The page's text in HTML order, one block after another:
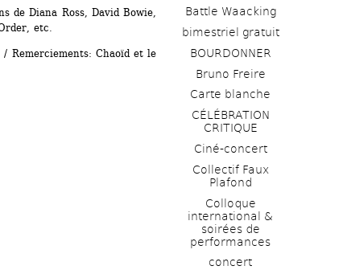
de Diana Ross, David Bowie,
etc.
Remerciements: Chaoïd et le
Battle Waacking
bimestriel gratuit
BOURDONNER
Bruno Freire
Carte blanche
CÉLÉBRATION
CRITIQUE
Ciné-concert
Collectif Faux
Plafond
Colloque
international &
soirées de
performances
concert